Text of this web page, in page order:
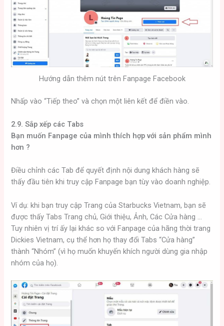
Hướng dẫn thêm nút trên Fanpage Facebook
Nhấp vào “Tiếp theo” và chọn một liên kết để điền vào.
2.9. Sắp xếp các Tabs
Bạn muốn Fanpage của mình thích hợp với sản phẩm mình
hơn ?
Điều chỉnh các Tab để quyết định nội dung khách hàng sẽ
thấy đầu tiên khi truy cập Fanpage bạn tùy vào doanh nghiệp.
Ví dụ: khi bạn truy cập Trang của Starbucks Vietnam, bạn sẽ
được thấy Tabs Trang chủ, Giới thiệu, Ảnh, Các Cửa hàng …
Tuy nhiên vị trí ấy lại khác so với Fanpage của hãng thời trang
Dickies Vietnam, cụ thể hơn họ thay đổi Tabs “Cửa hàng”
thành “Nhóm” (vì họ muốn khuyến khích người dùng gia nhập
nhóm của họ).